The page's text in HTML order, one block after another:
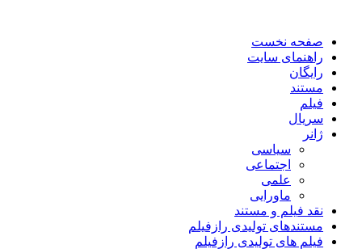
صفحه نخست
راهنمای سایت
رایگان
مستند
فیلم
سریال
ژانر
سیاسی
اجتماعی
علمی
ماورایی
نقد فیلم و مستند
مستندهای تولیدی رازفیلم
فیلم های تولیدی رازفیلم